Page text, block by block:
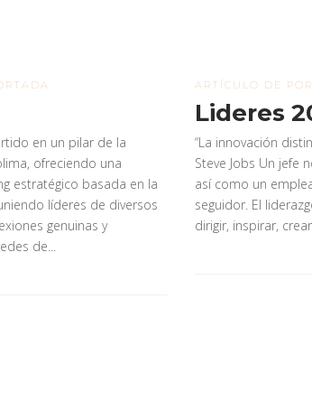
en un pilar de la
ofreciendo una
estratégico basada en la
líderes de diversos
genuinas y
de...
ARTÍCULO DE
Lideres
“La innovación
Steve Jobs Un jefe
así como un
seguidor. El
dirigir, inspirar,